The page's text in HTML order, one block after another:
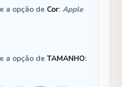
a opção de Cor: Apple
a opção de TAMANHO: